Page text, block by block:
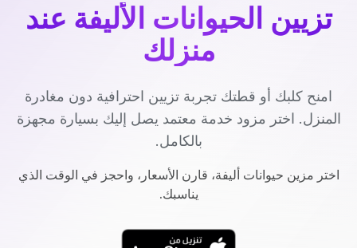
تزيين الحيوانات الأليفة عند
منزلك
امنح كلبك أو قطتك تجربة تزيين احترافية دون مغادرة
المنزل. اختر مزود خدمة معتمد يصل إليك بسيارة مجهزة
بالكامل.
اختر مزين حيوانات أليفة، قارن الأسعار، واحجز في الوقت الذي
يناسبك.